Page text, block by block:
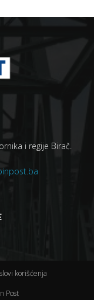
i regije Birač.
korišćenja
Post